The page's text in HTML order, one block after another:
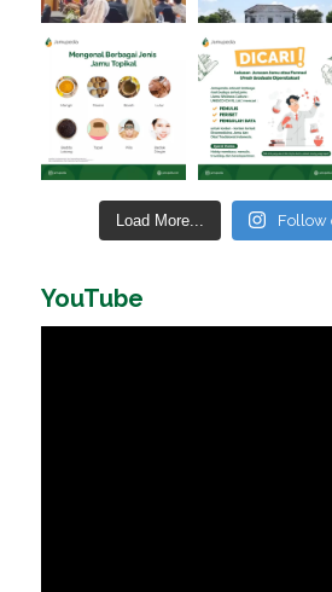
Load More... Follow
YouTube